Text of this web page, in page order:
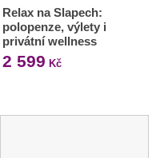
Relax na Slapech:
polopenze, výlety i
privátní wellness
2 599 Kč